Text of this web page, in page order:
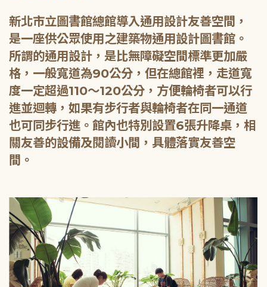
新北市立圖書館總館導入通用設計友善空間，
是一座供公眾使用之建築物通用設計圖書館。
所謂的通用設計，是比無障礙空間標準更加嚴
格，一般寬道為90公分，但在總館裡，走道寬
度一定超過110～120公分，方便輪椅者可以行
進並迴轉，如果有步行者與輪椅者在同一通道
也可同步行進。館內也特別設置6張升降桌，相
關友善的設備及閱讀小間，具體落實友善空
間。